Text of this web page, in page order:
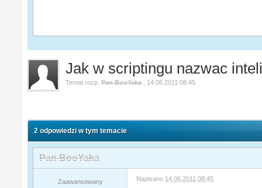
Jak w scriptingu nazwac
Temat rozp.Pan BooYaka 14.06.2011 08:45
2 odpowiedzi w tym temacie
Pan BooYaka
Zaawansowany Napisano 14.06.2011 08:45